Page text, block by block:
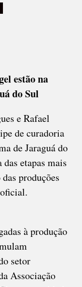
estão na
do Sul
e Rafael
de curadoria
de Jaraguá do
etapas mais
produções
à produção
setor
Associação